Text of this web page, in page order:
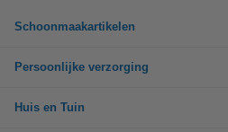
Schoonmaakartikelen
Persoonlijke verzorging
Huis en Tuin